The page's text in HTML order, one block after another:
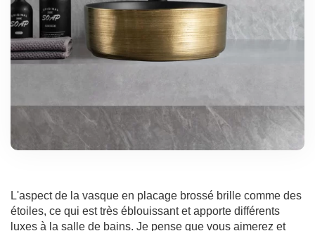
L'aspect de la vasque en placage brossé brille comme des
étoiles, ce qui est très éblouissant et apporte différents
luxes à la salle de bains. Je pense que vous aimerez et